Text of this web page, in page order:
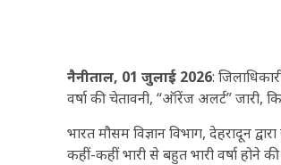
नैनीताल, 01 जुलाई 2026:
वर्षा की चेतावनी, “ऑरेंज अलर्ट” जारी,
भारत मौसम विज्ञान विभाग, देहरादून
कहीं-कहीं भारी से बहुत भारी वर्षा होने